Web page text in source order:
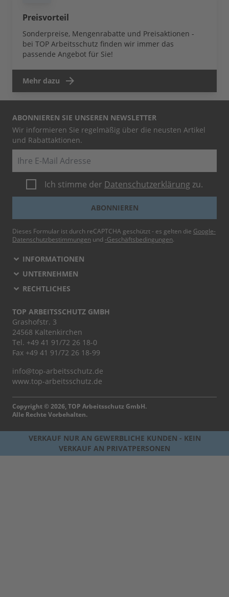
Preisvorteil
Sonderpreise, Mengenrabatte und Preisaktionen -
bei TOP Arbeitsschutz finden wir immer das
passende Angebot für Sie!
Mehr dazu
ABONNIEREN SIE UNSEREN NEWSLETTER
Wir informieren Sie regelmäßig über die neusten Artikel
und Rabattaktionen.
Ich stimme der Datenschutzerklärung zu.
ABONNIEREN
Dieses Formular ist durch reCAPTCHA geschützt - es gelten die Google-
Datenschutzbestimmungen und -Geschäftsbedingungen.
INFORMATIONEN
UNTERNEHMEN
RECHTLICHES
TOP ARBEITSSCHUTZ GMBH
Grashofstr. 3
24568 Kaltenkirchen
Tel. +49 41 91/72 26 18-0
Fax +49 41 91/72 26 18-99
info@top-arbeitsschutz.de
www.top-arbeitsschutz.de
Copyright © 2026, TOP Arbeitsschutz GmbH.
Alle Rechte Vorbehalten.
VERKAUF NUR AN GEWERBLICHE KUNDEN - KEIN
VERKAUF AN PRIVATPERSONEN